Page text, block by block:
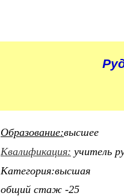
Образование:высшее
Квалификация: учитель
Категория:высшая
общий стаж -25